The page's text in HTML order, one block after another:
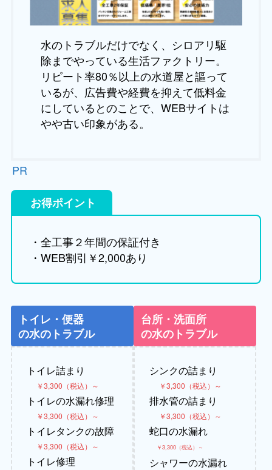
水のトラブルだけでなく、シロアリ駆
除までやっている生活ファクトリー。
リピート率80％以上の水道屋と謳って
いるが、広告費や経費を抑えて低料金
にしているとのことで、WEBサイトは
やや古い印象がある。
PR
お得ポイント
・全工事２年間の保証付き
・WEB割引￥2,000あり
トイレ・便器
の水のトラブル
トイレ詰まり
￥3,300（税込）～
トイレの水漏れ修理
￥3,300（税込）～
トイレタンクの故障
￥3,300（税込）～
トイレ修理
台所・洗面所
の水のトラブル
シンクの詰まり
￥3,300（税込）～
排水管の詰まり
￥3,300（税込）～
蛇口の水漏れ
￥3,300（税込）～
シャワーの水漏れ